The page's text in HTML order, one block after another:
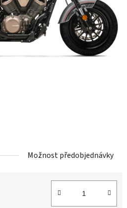
Možnost předobjednávky